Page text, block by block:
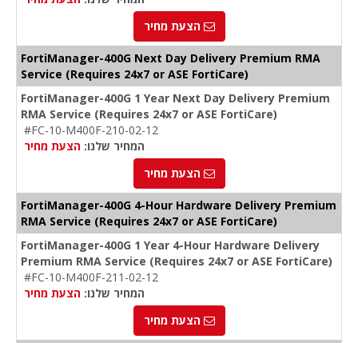
הצעת מחיר
FortiManager-400G Next Day Delivery Premium RMA
Service (Requires 24x7 or ASE FortiCare)
FortiManager-400G 1 Year Next Day Delivery Premium
RMA Service (Requires 24x7 or ASE FortiCare)
#FC-10-M400F-210-02-12
המחיר שלנו: הצעת מחיר
הצעת מחיר
FortiManager-400G 4-Hour Hardware Delivery Premium
RMA Service (Requires 24x7 or ASE FortiCare)
FortiManager-400G 1 Year 4-Hour Hardware Delivery
Premium RMA Service (Requires 24x7 or ASE FortiCare)
#FC-10-M400F-211-02-12
המחיר שלנו: הצעת מחיר
הצעת מחיר